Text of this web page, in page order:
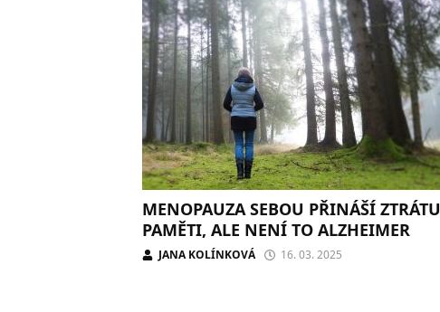
MENOPAUZA SEBOU PŘINÁŠÍ ZTRÁTU
PAMĚTI, ALE NENÍ TO ALZHEIMER
JANA KOLÍNKOVÁ 16. 03. 2025